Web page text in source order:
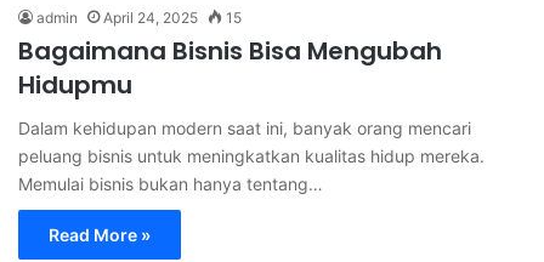
admin April 24, 2025 15
Bagaimana Bisnis Bisa Mengubah
Hidupmu
Dalam kehidupan modern saat ini, banyak orang mencari
peluang bisnis untuk meningkatkan kualitas hidup mereka.
Memulai bisnis bukan hanya tentang…
Read More »